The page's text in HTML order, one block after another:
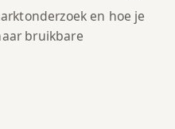
en hoe je
bruikbare